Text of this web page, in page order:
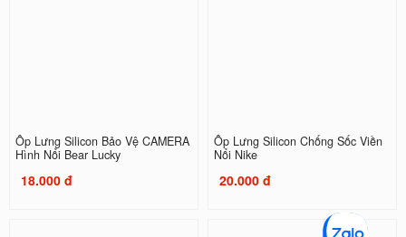
Ốp Lưng Silicon Bảo Vệ CAMERA
Hình Nổi Bear Lucky
18.000 đ
Ốp Lưng Silicon Chống Sốc Viền
Nổi Nike
20.000 đ